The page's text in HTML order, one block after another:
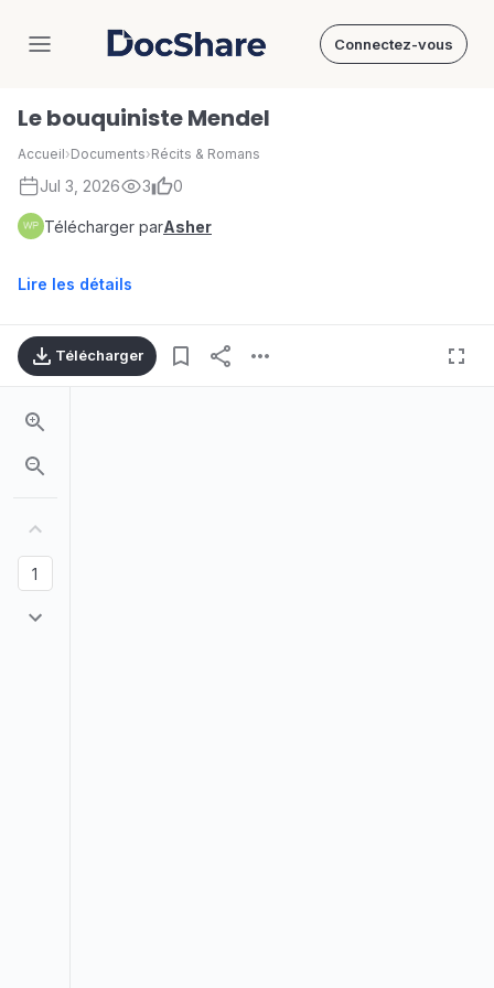
DocShare Connectez-vous
Le bouquiniste Mendel
Accueil›Documents›Récits & Romans
Jul 3, 2026 3 0
Télécharger parAsher
Lire les détails
Télécharger